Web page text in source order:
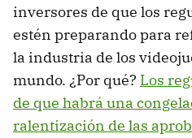
inversores de que los
estén preparando para
la industria de los
mundo. ¿Por qué? Los
de que habrá una
ralentización de las